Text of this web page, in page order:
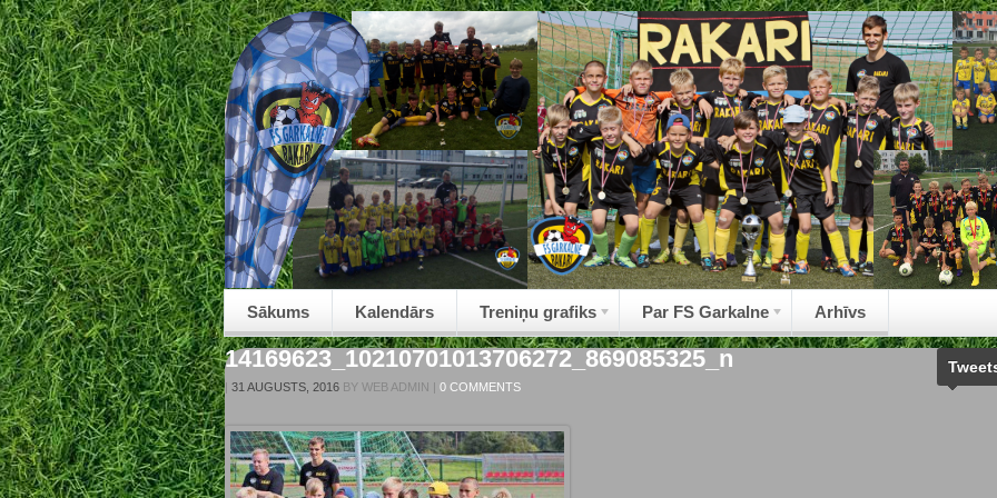
Sākums Kalendārs Treniņu grafiks Par FS Garkalne Arhīvs
14169623_10210701013706272_869085325_n
| 31 AUGUSTS, 2016 BY WEB ADMIN | 0 COMMENTS